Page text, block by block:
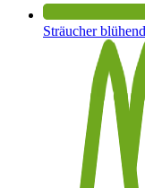
Sträucher blühend